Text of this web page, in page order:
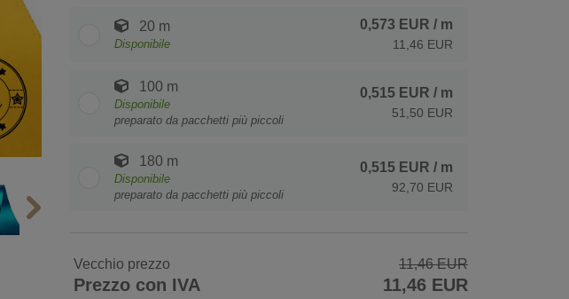
20 m
Disponibile
0,573 EUR / m
11,46 EUR
100 m
Disponibile
preparato da pacchetti più piccoli
0,515 EUR / m
51,50 EUR
180 m
Disponibile
preparato da pacchetti più piccoli
0,515 EUR / m
92,70 EUR
Vecchio prezzo 11,46 EUR
Prezzo con IVA 11,46 EUR